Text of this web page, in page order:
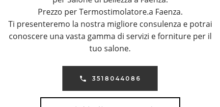
Prezzo per Termostimolatore.a Faenza.
Ti presenteremo la nostra migliore consulenza e potrai
conoscere una vasta gamma di servizi e forniture per il
tuo salone.
3518044086